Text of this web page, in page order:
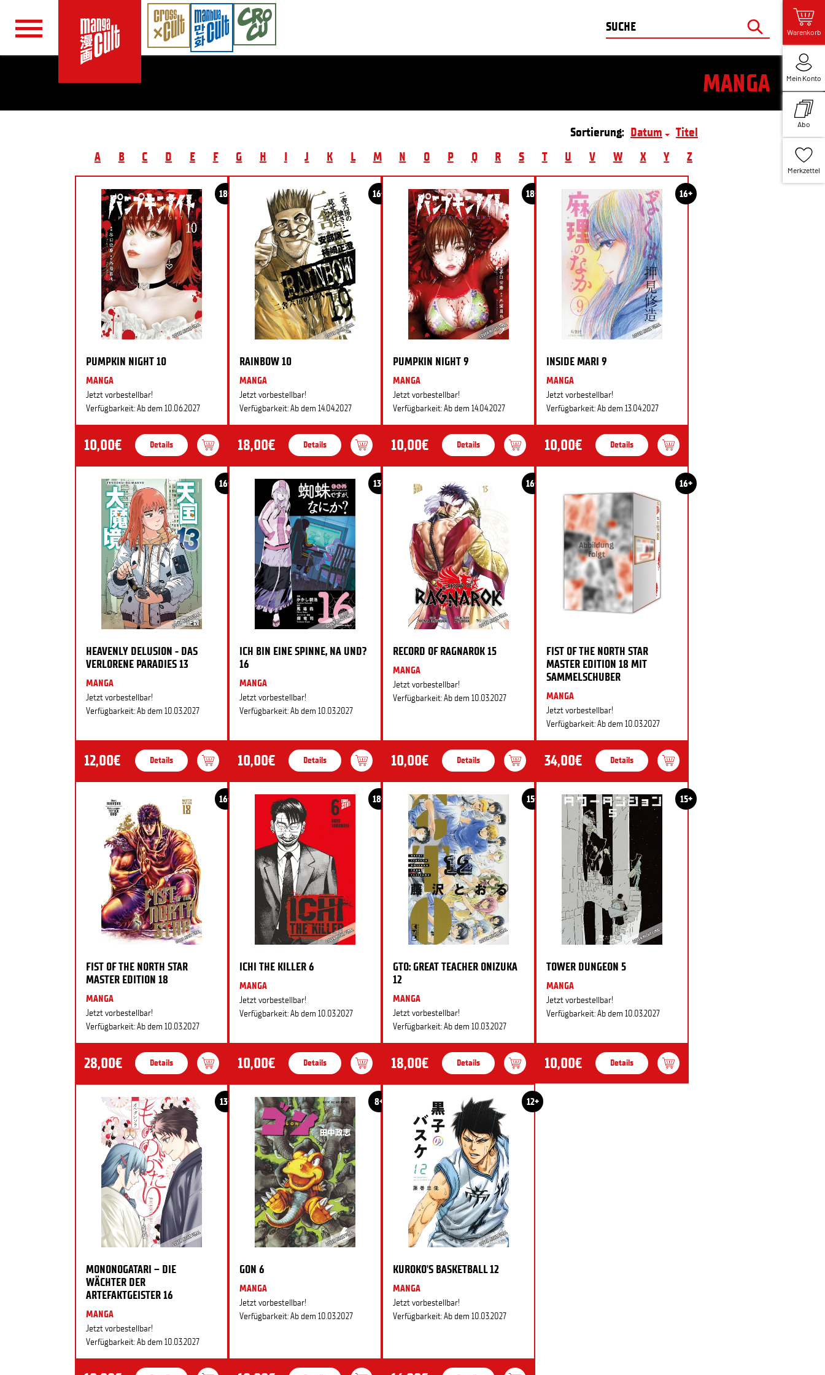
Warenkorb
Mein Konto
Abo
Merkzettel
MANGA
Sortierung: Datum
Titel
A
B C D E F G H I J K L M N O P Q R S T U V W X Y Z
18+
PUMPKIN NIGHT 10
MANGA
Jetzt vorbestellbar!
Verfügbarkeit: Ab dem 10.06.2027
10,00€ Details
16+
RAINBOW 10
MANGA
Jetzt vorbestellbar!
Verfügbarkeit: Ab dem 14.04.2027
18,00€ Details
18+
PUMPKIN NIGHT 9
MANGA
Jetzt vorbestellbar!
Verfügbarkeit: Ab dem 14.04.2027
10,00€ Details
16+
INSIDE MARI 9
MANGA
Jetzt vorbestellbar!
Verfügbarkeit: Ab dem 13.04.2027
10,00€ Details
16+
HEAVENLY DELUSION - DAS
VERLORENE PARADIES 13
MANGA
Jetzt vorbestellbar!
Verfügbarkeit: Ab dem 10.03.2027
12,00€ Details
13+
ICH BIN EINE SPINNE, NA UND?
16
MANGA
Jetzt vorbestellbar!
Verfügbarkeit: Ab dem 10.03.2027
10,00€ Details
16+
RECORD OF RAGNAROK 15
MANGA
Jetzt vorbestellbar!
Verfügbarkeit: Ab dem 10.03.2027
10,00€ Details
16+
FIST OF THE NORTH STAR
MASTER EDITION 18 MIT
SAMMELSCHUBER
MANGA
Jetzt vorbestellbar!
Verfügbarkeit: Ab dem 10.03.2027
34,00€ Details
16+
FIST OF THE NORTH STAR
MASTER EDITION 18
MANGA
Jetzt vorbestellbar!
Verfügbarkeit: Ab dem 10.03.2027
28,00€ Details
18+
ICHI THE KILLER 6
MANGA
Jetzt vorbestellbar!
Verfügbarkeit: Ab dem 10.03.2027
10,00€ Details
15+
GTO: GREAT TEACHER ONIZUKA
12
MANGA
Jetzt vorbestellbar!
Verfügbarkeit: Ab dem 10.03.2027
18,00€ Details
15+
TOWER DUNGEON 5
MANGA
Jetzt vorbestellbar!
Verfügbarkeit: Ab dem 10.03.2027
10,00€ Details
13+
MONONOGATARI – DIE
WÄCHTER DER
ARTEFAKTGEISTER 16
MANGA
Jetzt vorbestellbar!
Verfügbarkeit: Ab dem 10.03.2027
8+
GON 6
MANGA
Jetzt vorbestellbar!
Verfügbarkeit: Ab dem 10.03.2027
12+
KUROKO'S BASKETBALL 12
MANGA
Jetzt vorbestellbar!
Verfügbarkeit: Ab dem 10.03.2027